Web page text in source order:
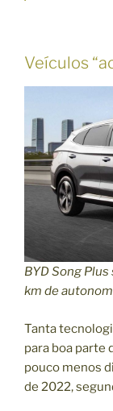
Veículos
BYD Song
km de
Tanta
para boa parte
pouco menos
de 2022,